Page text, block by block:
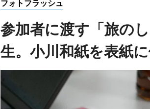
フォトフラッシュ
参加者に渡す「旅の
生。小川和紙を表紙